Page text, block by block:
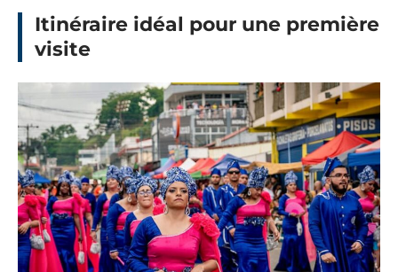
Itinéraire idéal pour une première
visite